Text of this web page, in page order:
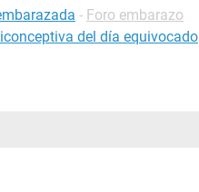
- Foro embarazo
del día equivocado